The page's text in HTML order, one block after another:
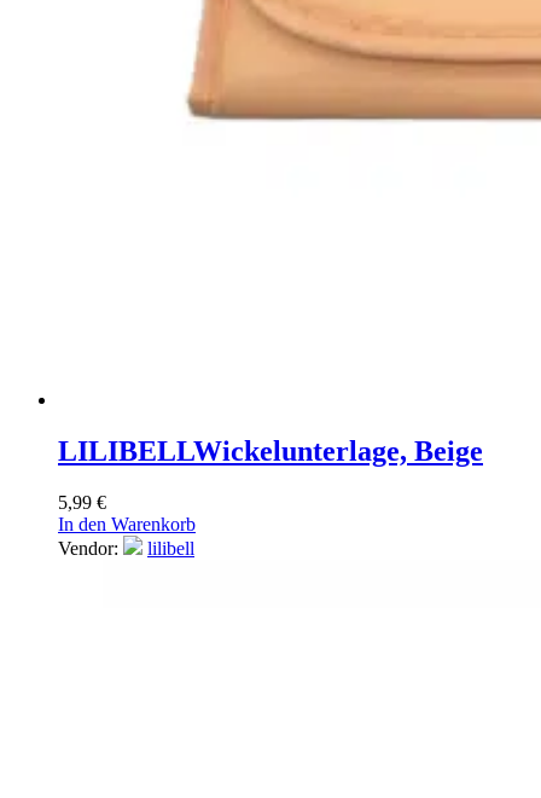
LILIBELLWickelunterlage, Beige
5,99 €
In den Warenkorb
Vendor:
lilibell